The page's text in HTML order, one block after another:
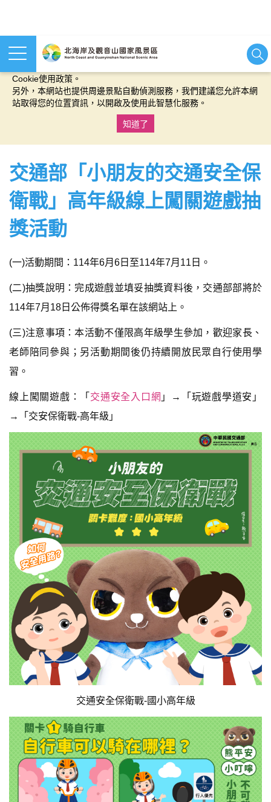
本網站使用cookies等相關技術以持續優化網站服務，並有助於為
Cookie使用政策。
另外，本網站也提供周邊景點自動偵測服務，我們建議您允許本網
站取得您的位置資訊，以開啟及使用此智慧化服務。
知道了
交通部「小朋友的交通安全保
衛戰」高年級線上闖關遊戲抽
獎活動
(一)活動期間：114年6月6日至114年7月11日。
(二)抽獎說明：完成遊戲並填妥抽獎資料後，交通部部將於
114年7月18日公佈得獎名單在該網站上。
(三)注意事項：本活動不僅限高年級學生參加，歡迎家長、
老師陪同參與；另活動期間後仍持續開放民眾自行使用學
習。
線上闖關遊戲：「 交通安全入口網 」→「玩遊戲學道安」
→「交安保衛戰-高年級」
交通安全保衛戰-國小高年級